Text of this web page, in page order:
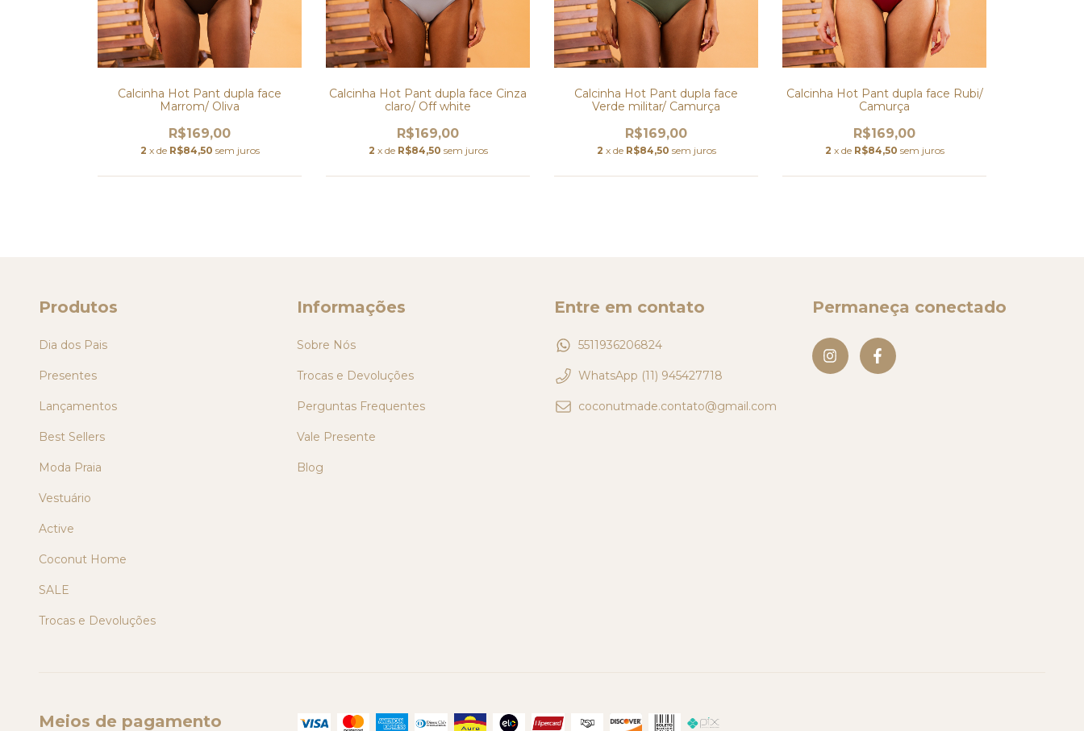
Calcinha Hot Pant dupla face
Marrom/ Oliva
R$169,00
2 x de R$84,50 sem juros
Calcinha Hot Pant dupla face Cinza
claro/ Off white
R$169,00
2 x de R$84,50 sem juros
Calcinha Hot Pant dupla face
Verde militar/ Camurça
R$169,00
2 x de R$84,50 sem juros
Calcinha Hot Pant dupla face Rubi/
Camurça
R$169,00
2 x de R$84,50 sem juros
Produtos
Dia dos Pais
Presentes
Lançamentos
Best Sellers
Moda Praia
Vestuário
Active
Coconut Home
SALE
Trocas e Devoluções
Informações
Sobre Nós
Trocas e Devoluções
Perguntas Frequentes
Vale Presente
Blog
Entre em contato
5511936206824
WhatsApp (11) 945427718
coconutmade.contato@gmail.com
Permaneça conectado
Meios de pagamento